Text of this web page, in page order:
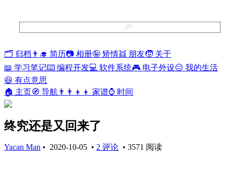
🗂️ 归档 👨‍🎓 简历📷 相册🤪 矫情👯 朋友🧒 关于
📖 学习笔记⌨️ 编程开发💻 软件系统🎮 电子外设😑 我的生活
😆 有点意思
🏠 主页🧭 导航 👨‍👨‍👦‍👦 家谱⌚ 时间
终究还是又回来了
Yacan Man • 2020-10-05 • 2 评论 • 3571 阅读